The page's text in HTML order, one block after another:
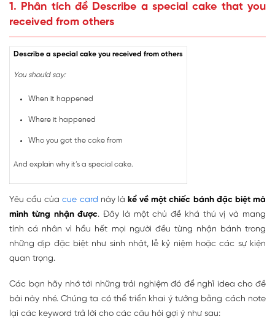
1. Phân tích đề Describe a special cake that you
received from others
Describe a special cake you received from others
You should say:
When it happened
Where it happened
Who you got the cake from
And explain why it’s a special cake.
Yêu cầu củacue card này là kể về một chiếc bánh đặc biệt mà
mình từng nhận được. Đây là một chủ đề khá thú vị và mang
tính cá nhân vì hầu hết mọi người đều từng nhận bánh trong
những dịp đặc biệt như sinh nhật, lễ kỷ niệm hoặc các sự kiện
quan trọng.
Các bạn hãy nhớ tới những trải nghiệm đó để nghĩ idea cho đề
bài này nhé. Chúng ta có thể triển khai ý tưởng bằng cách note
lại các keyword trả lời cho các câu hỏi gợi ý như sau: